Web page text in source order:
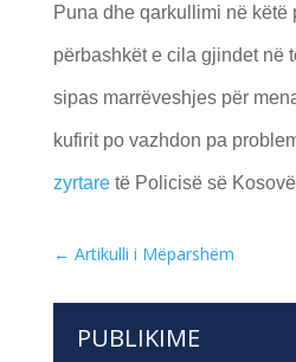
Puna dhe qarkullimi në këtë
përbashkët e cila gjindet në
sipas marrëveshjes për
kufirit po vazhdon pa
zyrtaretë Policisë së
← Artikulli i Mëparshëm
PUBLIKIME